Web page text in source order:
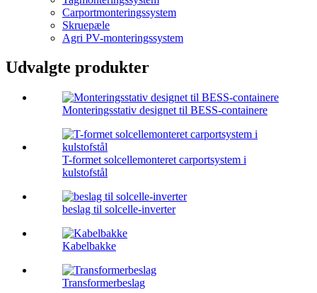
Carportmonteringssystem
Skruepæle
Agri PV-monteringssystem
Udvalgte produkter
Monteringsstativ designet til BESS-containere
T-formet solcellemonteret carportsystem i
kulstofstål
beslag til solcelle-inverter
Kabelbakke
Transformerbeslag